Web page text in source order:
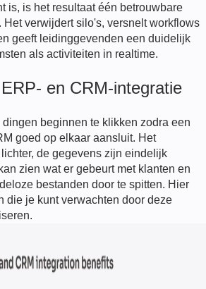
is, is het resultaat één betrouwbare
Het verwijdert silo's, versnelt workflows
geeft leidinggevenden een duidelijk
als activiteiten in realtime.
en CRM-integratie
beginnen te klikken zodra een
goed op elkaar aansluit. Het
de gegevens zijn eindelijk
zien wat er gebeurt met klanten en
bestanden door te spitten. Hier
die je kunt verwachten door deze